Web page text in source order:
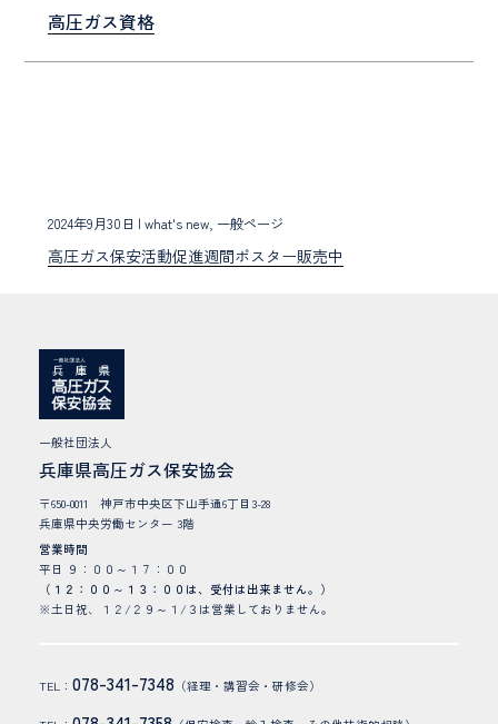
高圧ガス資格
2024年9月30日 | what's new, 一般ページ
高圧ガス保安活動促進週間ポスター販売中
一般社団法人
兵庫県高圧ガス保安協会
〒650-0011 神戸市中央区下山手通6丁目3-28
兵庫県中央労働センター 3階
営業時間
平日 ９：００～１７：００
（１２：００～１３：００は、受付は出来ません。）
※土日祝、１２/２９～１/３は営業しておりません。
TEL： 078-341-7348 （経理・講習会・研修会）